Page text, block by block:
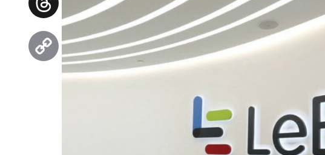
Threads
Copy